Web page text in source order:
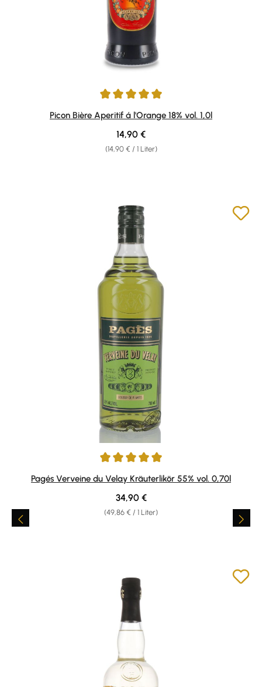
Durchschnittliche Bewertung von 5 von 5 Sternen
Picon Bière Aperitif á l'Orange 18% vol. 1,0l
(14,90 € / 1 Liter)
Regulärer Preis:
14,90 €
Durchschnittliche Bewertung von 5 von 5 Sternen
Pagés Verveine du Velay Kräuterlikör 55% vol. 0,70l
(49,86 € / 1 Liter)
Regulärer Preis:
34,90 €